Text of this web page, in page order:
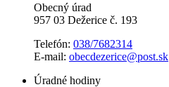
Obecný úrad
957 03 Dežerice č. 193
Telefón: 038/7682314
E-mail: obecdezerice@post.sk
Úradné hodiny